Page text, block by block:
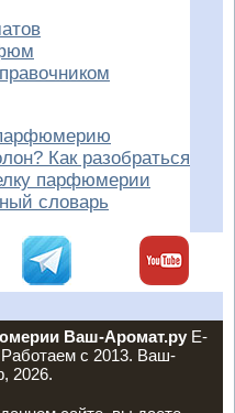
Как разобраться
парфюмерии
словарь
Ваш-Аромат.руE-
с 2013. Ваш-
2026.